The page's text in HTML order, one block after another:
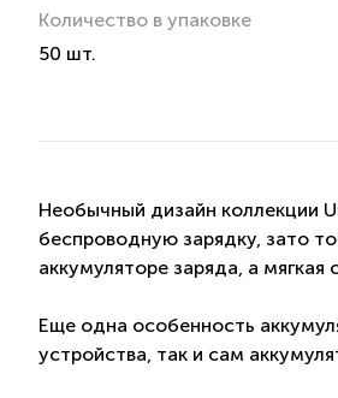
Количество в упаковке
50 шт.
Необычный дизайн коллекции
беспроводную зарядку, зато
аккумуляторе заряда, а
Еще одна особенность
устройства, так и сам